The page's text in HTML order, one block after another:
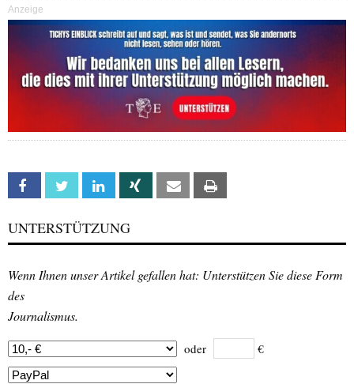
Anzeige
Facebook Twitter Linkedin Xing Email
UNTERSTÜTZUNG
Wenn Ihnen unser Artikel gefallen hat: Unterstützen Sie diese Form
des
Journalismus.
oder €